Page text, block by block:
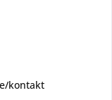
kontakt